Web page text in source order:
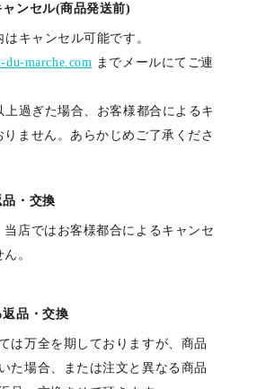
ンセル(商品発送前)
キャンセル可能です。
du-marche.com までメールにてご連
過ぎた場合、お客様都合によるキ
りません。あらかじめご了承くださ
・交換
当店ではお客様都合によるキャンセ
。
品・交換
は万全を期しておりますが、商品
た場合、または注文と異なる商品